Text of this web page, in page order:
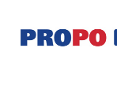
pääsisältöön